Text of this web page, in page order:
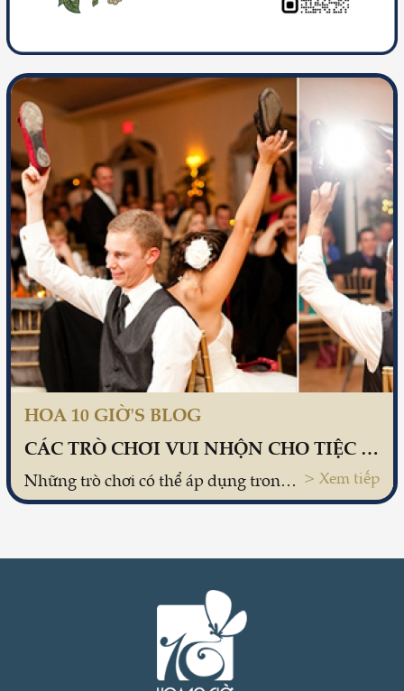
HOA 10 GIỜ'S BLOG
CÁC TRÒ CHƠI VUI NHỘN CHO TIỆC CƯỚI
Những trò chơi có thể áp dụng trong đám cưới phải là tiết mục đơn giản, không cần đạo cụ phức tạp, luật chơi dễ dàng để ai cũng có thể tham gia. > Xem tiếp